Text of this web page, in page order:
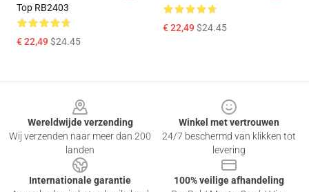
Top RB2403
€ 22,49$24.45
€ 22,49$24.45
Wereldwijde verzending
Wij verzenden naar meer dan 200
landen
Winkel met vertrouwen
24/7 beschermd van klikken tot
levering
Internationale garantie
100% veilige afhandeling